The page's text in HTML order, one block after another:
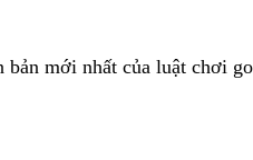
bản mới nhất của luật chơi